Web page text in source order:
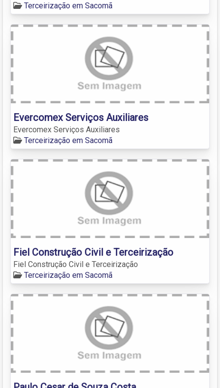
Terceirização em Sacomã
Evercomex Serviços Auxiliares
Evercomex Serviços Auxiliares
Terceirização em Sacomã
Fiel Construção Civil e Terceirização
Fiel Construção Civil e Terceirização
Terceirização em Sacomã